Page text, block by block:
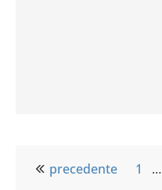
precedente 1 …